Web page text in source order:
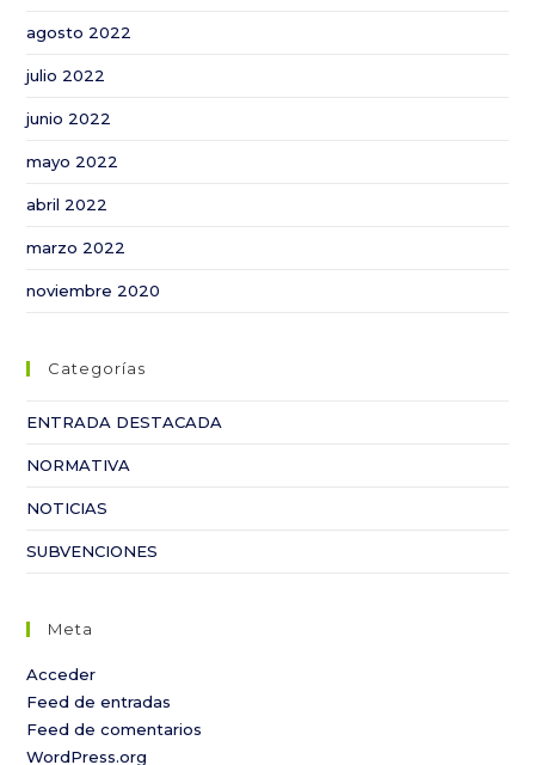
agosto 2022
julio 2022
junio 2022
mayo 2022
abril 2022
marzo 2022
noviembre 2020
Categorías
ENTRADA DESTACADA
NORMATIVA
NOTICIAS
SUBVENCIONES
Meta
Acceder
Feed de entradas
Feed de comentarios
WordPress.org